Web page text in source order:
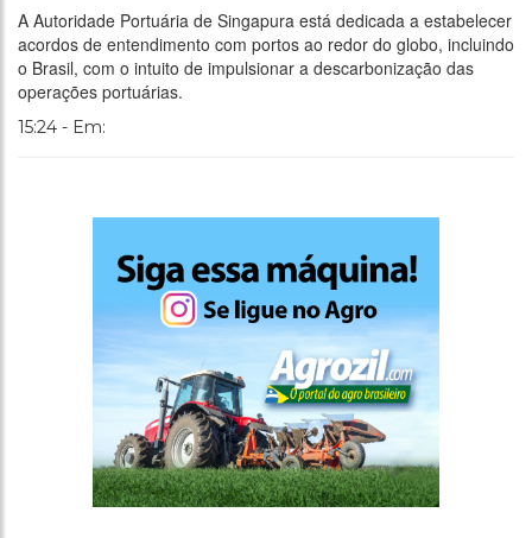
A Autoridade Portuária de Singapura está dedicada a estabelecer
acordos de entendimento com portos ao redor do globo, incluindo
o Brasil, com o intuito de impulsionar a descarbonização das
operações portuárias.
15:24 - Em: